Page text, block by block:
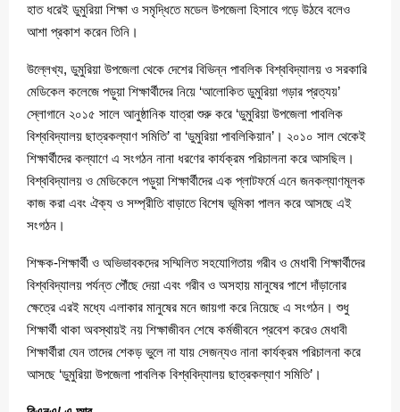
হাত ধরেই ডুমুরিয়া শিক্ষা ও সমৃদ্ধিতে মডেল উপজেলা হিসাবে গড়ে উঠবে বলেও
আশা প্রকাশ করেন তিনি।
উল্লেখ্য, ডুমুরিয়া উপজেলা থেকে দেশের বিভিন্ন পাবলিক বিশ্ববিদ্যালয় ও সরকারি
মেডিকেল কলেজে পড়ুয়া শিক্ষার্থীদের নিয়ে ‘আলোকিত ডুমুরিয়া গড়ার প্রত্যয়’
স্লোগানে ২০১৫ সালে আনুষ্ঠানিক যাত্রা শুরু করে ‘ডুমুরিয়া উপজেলা পাবলিক
বিশ্ববিদ্যালয় ছাত্রকল্যাণ সমিতি’ বা ‘ডুমুরিয়া পাবলিকিয়ান’। ২০১০ সাল থেকেই
শিক্ষার্থীদের কল্যাণে এ সংগঠন নানা ধরণের কার্যক্রম পরিচালনা করে আসছিল।
বিশ্ববিদ্যালয় ও মেডিকেলে পড়ুয়া শিক্ষার্থীদের এক প্লাটফর্মে এনে জনকল্যাণমূলক
কাজ করা এবং ঐক্য ও সম্প্রীতি বাড়াতে বিশেষ ভূমিকা পালন করে আসছে এই
সংগঠন।
শিক্ষক-শিক্ষার্থী ও অভিভাবকদের সম্মিলিত সহযোগিতায় গরীব ও মেধাবী শিক্ষার্থীদের
বিশ্ববিদ্যালয় পর্যন্ত পৌঁছে দেয়া এবং গরীব ও অসহায় মানুষের পাশে দাঁড়ানোর
ক্ষেত্রে এরই মধ্যে এলাকার মানুষের মনে জায়গা করে নিয়েছে এ সংগঠন। শুধু
শিক্ষার্থী থাকা অবস্থায়ই নয় শিক্ষাজীবন শেষে কর্মজীবনে প্রবেশ করেও মেধাবী
শিক্ষার্থীরা যেন তাদের শেকড় ভুলে না যায় সেজন্যও নানা কার্যক্রম পরিচালনা করে
আসছে ‘ডুমুরিয়া উপজেলা পাবলিক বিশ্ববিদ্যালয় ছাত্রকল্যাণ সমিতি’।